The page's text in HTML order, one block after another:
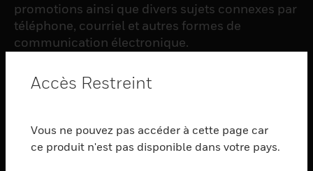
promotions ainsi que divers sujets connexes par
téléphone, courriel et autres formes de
communication électronique.
S'INSCRIRE
PRODUCTS
toggle view
Accès Restreint
Vous ne pouvez pas accéder à cette page car
ce produit n'est pas disponible dans votre pays.